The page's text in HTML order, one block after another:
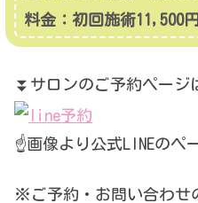
料金：初回施術11,500
⏬サロンのご予約ページ
☝️画像より公式LINEのペ
※ご予約・お問い合わせ